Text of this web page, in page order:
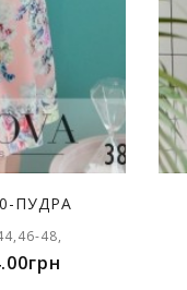
ПУДРА
48,